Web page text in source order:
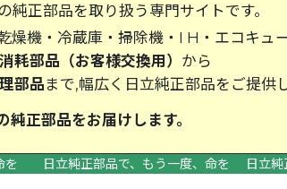
純正部品を取り扱う専門サイトです。
燥機・冷蔵庫・掃除機・I H・エコキュ
消耗部品（お客様交換用） から
部品 まで,幅広く日立純正部品をご提供
信頼の純正部品をお届
を 日立純正部品で、もう一度、命を 日立純